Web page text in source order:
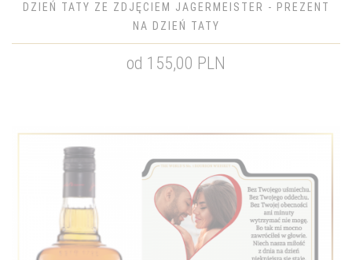
DZIEŃ TATY ZE ZDJĘCIEM JAGERMEISTER - PREZENT
NA DZIEŃ TATY
od 155,00 PLN